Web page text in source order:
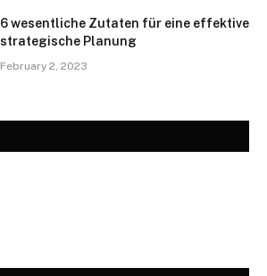
6 wesentliche Zutaten für eine effektive
strategische Planung
February 2, 2023